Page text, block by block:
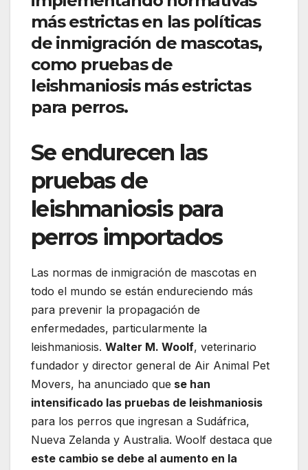
más estrictas en las políticas
de inmigración de mascotas,
como pruebas de
leishmaniosis más estrictas
para perros.
Se endurecen las
pruebas de
leishmaniosis para
perros importados
Las normas de inmigración de mascotas en
todo el mundo se están endureciendo más
para prevenir la propagación de
enfermedades, particularmente la
leishmaniosis. Walter M. Woolf, veterinario
fundador y director general de Air Animal Pet
Movers, ha anunciado que se han
intensificado las pruebas de leishmaniosis
para los perros que ingresan a Sudáfrica,
Nueva Zelanda y Australia. Woolf destaca que
este cambio se debe al aumento en la